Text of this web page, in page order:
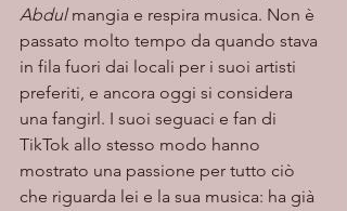
Abdul mangia e respira musica. Non è
passato molto tempo da quando stava
in fila fuori dai locali per i suoi artisti
preferiti, e ancora oggi si considera
una fangirl. I suoi seguaci e fan di
TikTok allo stesso modo hanno
mostrato una passione per tutto ciò
che riguarda lei e la sua musica: ha già